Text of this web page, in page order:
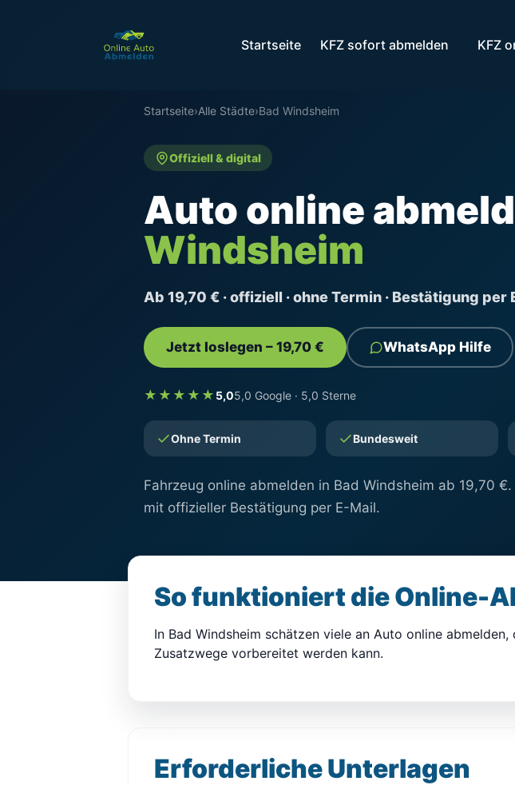
Startseite KFZ sofort abmelden KFZ
Startseite›Alle Städte›Bad Windsheim
Offiziell & digital
Auto online
Windsheim
Ab 19,70 € · offiziell · ohne Termin · Bestätigung per
Jetzt loslegen – 19,70 € WhatsApp Hilfe
★★★★★ 5,05,0 Google · 5,0 Sterne
Ohne Termin Bundesweit
Fahrzeug online abmelden in Bad Windsheim ab 19,70
mit offizieller Bestätigung per E-Mail.
So funktioniert die Online-
In Bad Windsheim schätzen viele an Auto online
Zusatzwege vorbereitet werden kann.
Erforderliche Unterlagen